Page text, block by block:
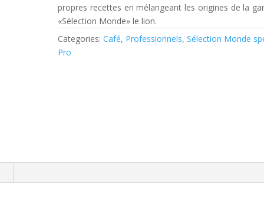
propres recettes en mélangeant les origines de la
«Sélection Monde» le lion.
Categories:Café, Professionnels,Sélection Monde
Pro